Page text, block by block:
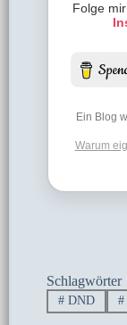
Folge
Ein Blog
Warum
Schlagwörter
#DND #